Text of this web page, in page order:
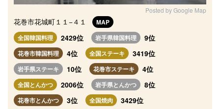
Posted by Google Map
花巻市花城町１１−４１
MAP
全国韓国料理
2429位 岩手県韓国料理 9位
花巻市韓国料理 4位 全国ステーキ 3419位
岩手県ステーキ 10位 花巻市ステーキ 4位
全国とんかつ 2006位 岩手県とんかつ 8位
花巻市とんかつ 3位 全国焼肉 3429位